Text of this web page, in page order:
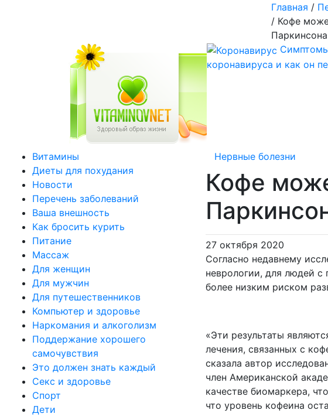
Главная /
/ Кофе
Паркинсона
коронавируса и как он
Витамины
Диеты для похудания
Новости
Перечень заболеваний
Ваша внешность
Как бросить курить
Питание
Массаж
Для женщин
Для мужчин
Для путешественников
Компьютер и здоровье
Наркомания и алкоголизм
Поддержание хорошего
самочувствия
Это должен знать каждый
Секс и здоровье
Спорт
Дети
Нервные болезни
Кофе
27 октября 2020
Согласно недавнему
неврологии, для людей с
более низким риском
«Эти результаты
лечения, связанных с
сказала автор
член Американской
качестве биомаркера,
что уровень кофеина